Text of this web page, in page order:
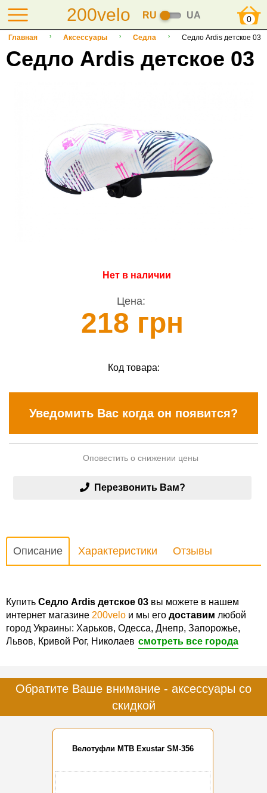
200velo RU UA 0
Главная Аксессуары Седла Седло Ardis детское 03
Седло Ardis детское 03
Нет в наличии
Цена:
218 грн
Код товара:
Уведомить Вас когда он появится?
Оповестить о снижении цены
Перезвонить Вам?
Описание Характеристики Отзывы
Купить Седло Ardis детское 03 вы можете в нашем
интернет магазине 200velo и мы его доставим любой
город Украины: Харьков, Одесса, Днепр, Запорожье,
Львов, Кривой Рог, Николаев смотреть все города
Обратите Ваше внимание - аксессуары со
скидкой
Велотуфли MTB Exustar SM-356